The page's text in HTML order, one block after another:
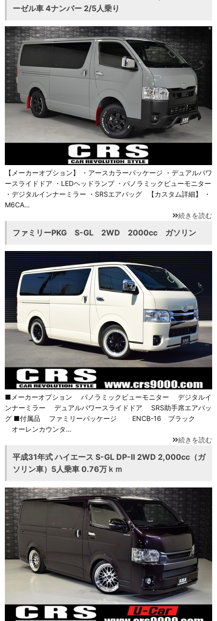
ーゼル車 4ナンバー 2/5人乗り
【メーカーオプション】 ・アースカラーパッケージ ・デュアルパワ
ースライドドア ・LEDヘッドランプ ・パノラミックビューモニター
・デジタルインナーミラー ・SRSエアバッグ 【カスタム詳細】 ・
M6CA…
続きを読む
ファミリーPKG S-GL 2WD 2000cc ガソリン
■メーカーオプション パノラミックビューモニター デジタルイ
ンナーミラー デュアルパワースライドドア SRS助手席エアバッ
グ ■付属品 ファミリーパッケージ ENCB-16 ブラック
オーレンカウンタ…
続きを読む
平成31年式 ハイエース S-GL DP-Ⅱ 2WD 2,000cc（ガ
ソリン車）5人乗車 0.76万ｋｍ